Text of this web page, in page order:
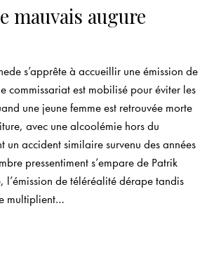
mauvais augure
s’apprête à accueillir une émission de
commissariat est mobilisé pour éviter les
une jeune femme est retrouvée morte
avec une alcoolémie hors du
un accident similaire survenu des années
pressentiment s’empare de Patrik
l’émission de téléréalité dérape tandis
multiplient…